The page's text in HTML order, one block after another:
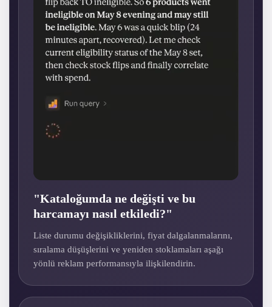
"Kataloğumda ne değişti ve bu
harcamayı nasıl etkiledi?"
Liste durumu değişikliklerini, fiyat dalgalanmalarını,
sıralama düşüşlerini ve yeniden stoklamaları aşağı
yönlü reklam performansıyla ilişkilendirin.